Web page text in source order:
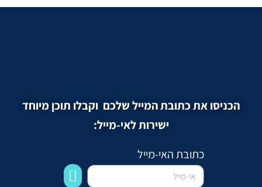
הכניסו את כתובת המייל שלכם וקבלו תוכן מיוחד
ישירות לאי-מייל:
כתובת האי-מייל